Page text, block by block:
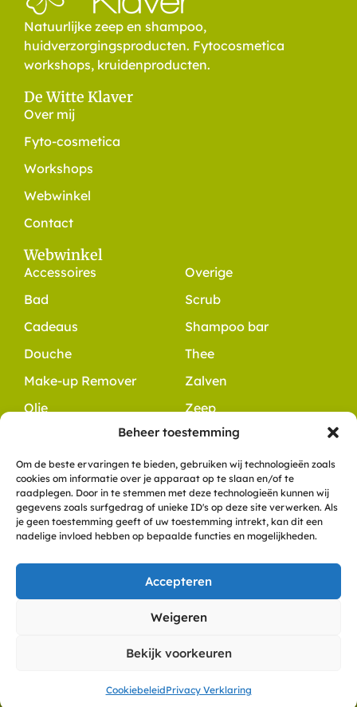
Beheer toestemming
Om de beste ervaringen te bieden, gebruiken wij technologieën zoals
cookies om informatie over je apparaat op te slaan en/of te
raadplegen. Door in te stemmen met deze technologieën kunnen wij
gegevens zoals surfgedrag of unieke ID's op deze site verwerken. Als
je geen toestemming geeft of uw toestemming intrekt, kan dit een
nadelige invloed hebben op bepaalde functies en mogelijkheden.
Accepteren
Weigeren
Bekijk voorkeuren
CookiebeleidPrivacy Verklaring
Natuurlijke zeep en shampoo,
huidverzorgingsproducten. Fytocosmetica
workshops, kruidenproducten.
De Witte Klaver
Over mij
Fyto-cosmetica
Workshops
Webwinkel
Contact
Webwinkel
Accessoires
Bad
Cadeaus
Douche
Make-up Remover
Olie
Overige
Scrub
Shampoo bar
Thee
Zalven
Zeep
+31 6 10 49 48 54
info@dewitteklaver.nl
Meerkoet 8
9781 ZN, Bedum
KVK: 57836558
Copyright De Witte Klaver
Veelgestelde vragen
Powered by Anura